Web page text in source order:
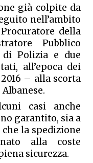
già colpite da
nell’ambito
della
Pubblico
di Polizia e due
all’epoca dei
– alla scorta
casi anche
garantito, sia a
la spedizione
alla coste
sicurezza.